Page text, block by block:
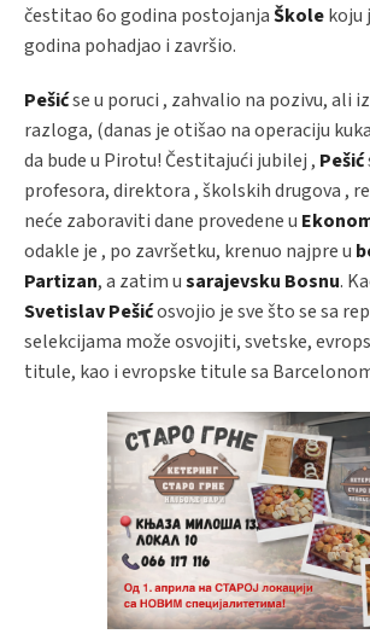
čestitao 6o godina postojanjaŠkolekoju
godina pohadjao i završio.
Pešićse u poruci , zahvalio na pozivu, ali
razloga, (danas je otišao na operaciju
da bude u Pirotu! Čestitajući jubilej , Pešić
profesora, direktora , školskih drugova ,
neće zaboraviti dane provedene u
odakle je , po završetku, krenuo najpre u
Partizan, a zatim usarajevsku Bosnu.
Svetislav Pešićosvojio je sve što se sa
selekcijama može osvojiti, svetske,
titule, kao i evropske titule sa